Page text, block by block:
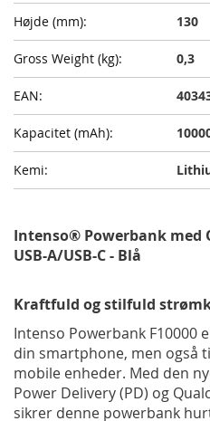
130
0,3
Intenso® Powerbank med
USB-A/USB-C - Blå
Kraftfuld og stilfuld
Intenso Powerbank F10000
din smartphone, men også
mobile enheder. Med den
Power Delivery (PD) og
sikrer denne powerbank